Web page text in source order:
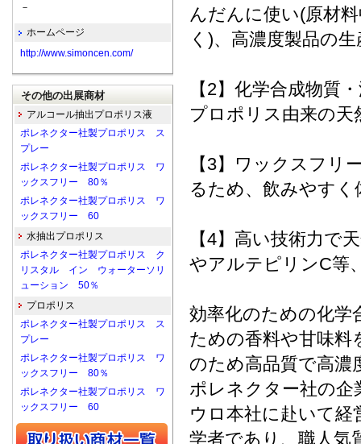
んだんに使い(原材
く)、高濃度製品の
【2】化学合成物質
プロポリス由来の天
【3】ワックスフリ
るため、飲みやす
【4】高い技術力で
やアルテピリンC等
効率化のための化学
ための香料や甘味料
のため高品質で高濃
ポレネクター社の企
ウロ本社に赴いて
学者であり、職人気
－
ホームページ
http://www.simoncen.com/
その他の出展商材
アルコール抽出プロポリス液
ポレネクター社製プロポリス ス
プレー
ポレネクター社製プロポリス ワ
ックスフリー 80％
ポレネクター社製プロポリス ワ
ックスフリー 60
水抽出プロポリス
ポレネクター社製プロポリス ク
リスタル イン ウォーターソリ
ューション 50％
プロポリス
ポレネクター社製プロポリス ス
プレー
ポレネクター社製プロポリス ワ
ックスフリー 80％
ポレネクター社製プロポリス ワ
ックスフリー 60